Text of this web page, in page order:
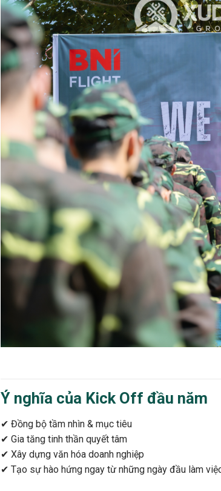
Ý nghĩa của Kick Off đầu năm
✔ Đồng bộ tầm nhìn & mục tiêu
✔ Gia tăng tinh thần quyết tâm
✔ Xây dựng văn hóa doanh nghiệp
✔ Tạo sự hào hứng ngay từ những ngày đầu làm